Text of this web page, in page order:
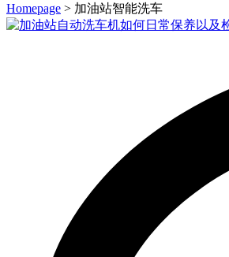
Homepage > 加油站智能洗车